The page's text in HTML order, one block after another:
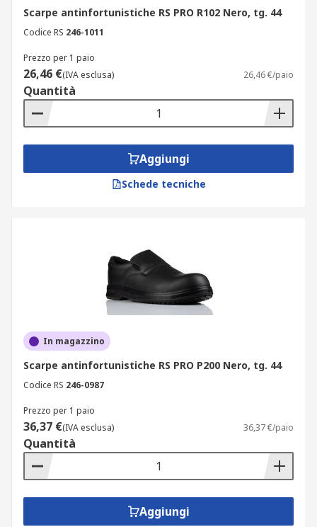
Scarpe antinfortunistiche RS PRO R102 Nero, tg. 44
Codice RS 246-1011
Prezzo per 1 paio
26,46 €(IVA esclusa) 26,46 €/paio
Quantità
Aggiungi
Schede tecniche
In magazzino
Scarpe antinfortunistiche RS PRO P200 Nero, tg. 44
Codice RS 246-0987
Prezzo per 1 paio
36,37 €(IVA esclusa) 36,37 €/paio
Quantità
Aggiungi